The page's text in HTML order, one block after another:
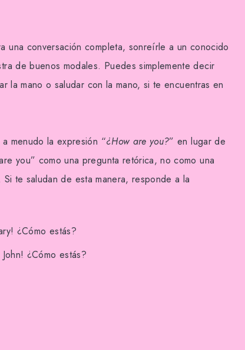
una conversación completa, sonreírle a un conocido
de buenos modales. Puedes simplemente decir
la mano o saludar con la mano, si te encuentras en
menudo la expresión “¿How are you?” en lugar de
you” como una pregunta retórica, no como una
te saludan de esta manera, responde a la
¿Cómo estás?
¿Cómo estás?